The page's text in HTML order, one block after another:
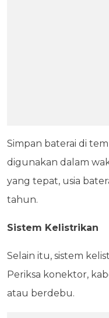
Simpan baterai di
digunakan dalam
yang tepat, usia
tahun.
Sistem Kelistrikan
Selain itu, sistem
Periksa konektor,
atau berdebu.